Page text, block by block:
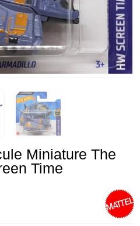
Miniature The
Time